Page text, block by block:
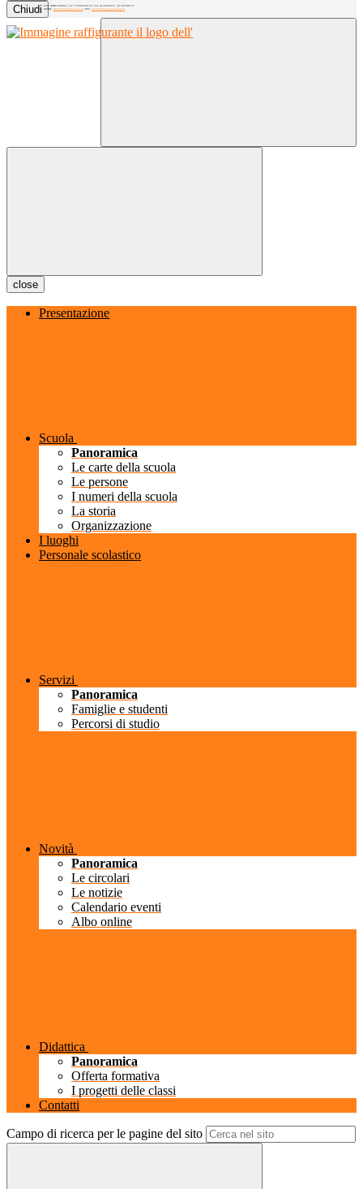
Chiudi
C.M. MIRC300004 | C.F. 97040260156 | Tel. 02.8260979 - 02.89300137
EMAIL: mirc300004@istruzione.it | PEC: mirc300004@pec.istruzione.it
close
Presentazione
Scuola
Panoramica
Le carte della scuola
Le persone
I numeri della scuola
La storia
Organizzazione
I luoghi
Personale scolastico
Servizi
Panoramica
Famiglie e studenti
Percorsi di studio
Novità
Panoramica
Le circolari
Le notizie
Calendario eventi
Albo online
Didattica
Panoramica
Offerta formativa
I progetti delle classi
Contatti
Campo di ricerca per le pagine del sito